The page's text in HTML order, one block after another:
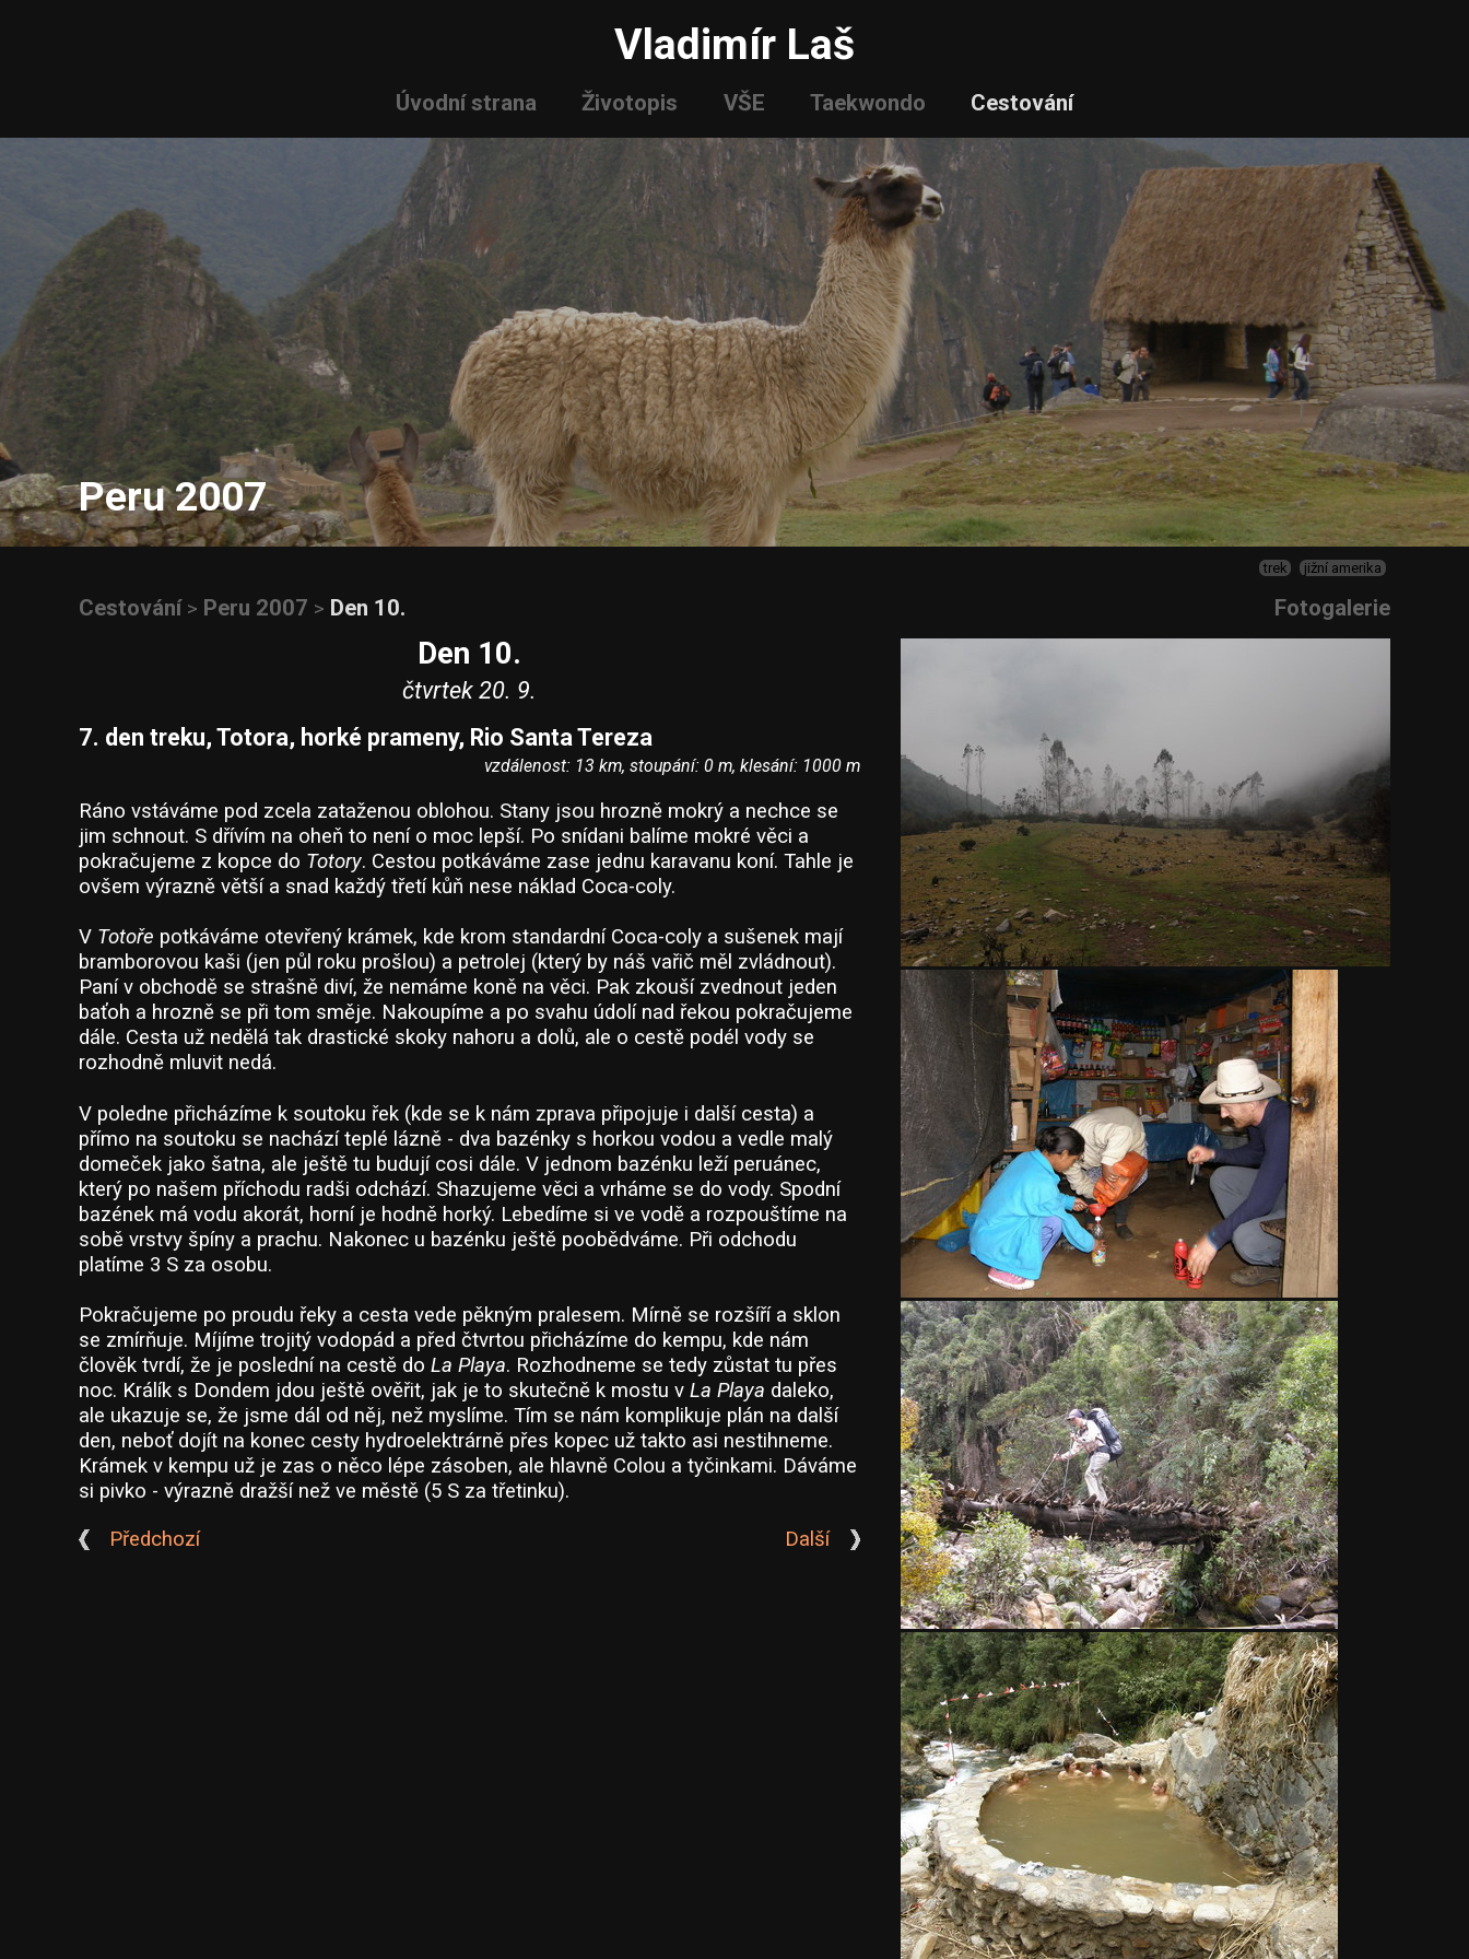
Vladimír Laš
Úvodní strana Životopis VŠE Taekwondo Cestování
Peru 2007
trek jižní amerika
Cestování > Peru 2007 > Den 10. Fotogalerie
Den 10.
čtvrtek 20. 9.
7. den treku, Totora, horké prameny, Rio Santa Tereza
vzdálenost: 13 km, stoupání: 0 m, klesání: 1000 m
Ráno vstáváme pod zcela zataženou oblohou. Stany jsou hrozně mokrý a nechce se
jim schnout. S dřívím na oheň to není o moc lepší. Po snídani balíme mokré věci a
pokračujeme z kopce do Totory. Cestou potkáváme zase jednu karavanu koní. Tahle je
ovšem výrazně větší a snad každý třetí kůň nese náklad Coca-coly.
V Totoře potkáváme otevřený krámek, kde krom standardní Coca-coly a sušenek mají
bramborovou kaši (jen půl roku prošlou) a petrolej (který by náš vařič měl zvládnout).
Paní v obchodě se strašně diví, že nemáme koně na věci. Pak zkouší zvednout jeden
baťoh a hrozně se při tom směje. Nakoupíme a po svahu údolí nad řekou pokračujeme
dále. Cesta už nedělá tak drastické skoky nahoru a dolů, ale o cestě podél vody se
rozhodně mluvit nedá.
V poledne přicházíme k soutoku řek (kde se k nám zprava připojuje i další cesta) a
přímo na soutoku se nachází teplé lázně - dva bazénky s horkou vodou a vedle malý
domeček jako šatna, ale ještě tu budují cosi dále. V jednom bazénku leží peruánec,
který po našem příchodu radši odchází. Shazujeme věci a vrháme se do vody. Spodní
bazének má vodu akorát, horní je hodně horký. Lebedíme si ve vodě a rozpouštíme na
sobě vrstvy špíny a prachu. Nakonec u bazénku ještě poobědváme. Při odchodu
platíme 3 S za osobu.
Pokračujeme po proudu řeky a cesta vede pěkným pralesem. Mírně se rozšíří a sklon
se zmírňuje. Míjíme trojitý vodopád a před čtvrtou přicházíme do kempu, kde nám
člověk tvrdí, že je poslední na cestě do La Playa. Rozhodneme se tedy zůstat tu přes
noc. Králík s Dondem jdou ještě ověřit, jak je to skutečně k mostu v La Playa daleko,
ale ukazuje se, že jsme dál od něj, než myslíme. Tím se nám komplikuje plán na další
den, neboť dojít na konec cesty hydroelektrárně přes kopec už takto asi nestihneme.
Krámek v kempu už je zas o něco lépe zásoben, ale hlavně Colou a tyčinkami. Dáváme
si pivko - výrazně dražší než ve městě (5 S za třetinku).
Předchozí Další